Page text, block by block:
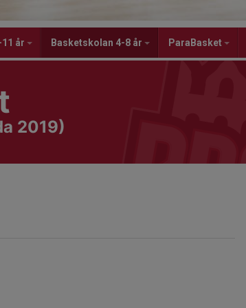
11 år Basketskolan 4-8 år ParaBasket
2019)